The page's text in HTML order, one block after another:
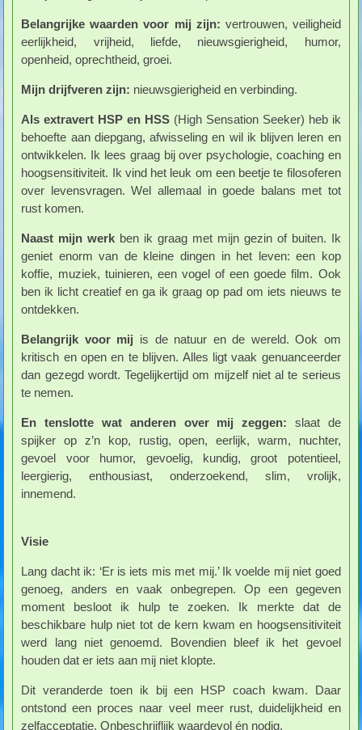
Belangrijke waarden voor mij zijn: vertrouwen, veiligheid
eerlijkheid, vrijheid, liefde, nieuwsgierigheid, humor,
openheid, oprechtheid, groei.
Mijn drijfveren zijn: nieuwsgierigheid en verbinding.
Als extravert HSP en HSS (High Sensation Seeker) heb ik
behoefte aan diepgang, afwisseling en wil ik blijven leren en
ontwikkelen. Ik lees graag bij over psychologie, coaching en
hoogsensitiviteit. Ik vind het leuk om een beetje te filosoferen
over levensvragen. Wel allemaal in goede balans met tot
rust komen.
Naast mijn werk ben ik graag met mijn gezin of buiten. Ik
geniet enorm van de kleine dingen in het leven: een kop
koffie, muziek, tuinieren, een vogel of een goede film. Ook
ben ik licht creatief en ga ik graag op pad om iets nieuws te
ontdekken.
Belangrijk voor mij is de natuur en de wereld. Ook om
kritisch en open en te blijven. Alles ligt vaak genuanceerder
dan gezegd wordt. Tegelijkertijd om mijzelf niet al te serieus
te nemen.
En tenslotte wat anderen over mij zeggen: slaat de
spijker op z’n kop, rustig, open, eerlijk, warm, nuchter,
gevoel voor humor, gevoelig, kundig, groot potentieel,
leergierig, enthousiast, onderzoekend, slim, vrolijk,
innemend.
Visie
Lang dacht ik: ‘Er is iets mis met mij.’ Ik voelde mij niet goed
genoeg, anders en vaak onbegrepen. Op een gegeven
moment besloot ik hulp te zoeken. Ik merkte dat de
beschikbare hulp niet tot de kern kwam en hoogsensitiviteit
werd lang niet genoemd. Bovendien bleef ik het gevoel
houden dat er iets aan mij niet klopte.
Dit veranderde toen ik bij een HSP coach kwam. Daar
ontstond een proces naar veel meer rust, duidelijkheid en
zelfacceptatie. Onbeschrijflijk waardevol én nodig.